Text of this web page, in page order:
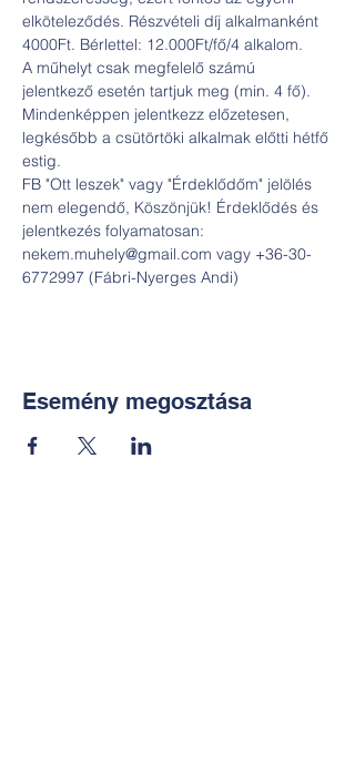
elköteleződés. Részvételi díj alkalmanként
4000Ft. Bérlettel: 12.000Ft/fő/4 alkalom.
A műhelyt csak megfelelő számú
jelentkező esetén tartjuk meg (min. 4 fő).
Mindenképpen jelentkezz előzetesen,
legkésőbb a csütörtöki alkalmak előtti hétfő
estig.
FB "Ott leszek" vagy "Érdeklődőm" jelölés
nem elegendő, Köszönjük! Érdeklődés és
jelentkezés folyamatosan:
nekem.muhely@gmail.com vagy +36-30-
6772997 (Fábri-Nyerges Andi)
Esemény megosztása